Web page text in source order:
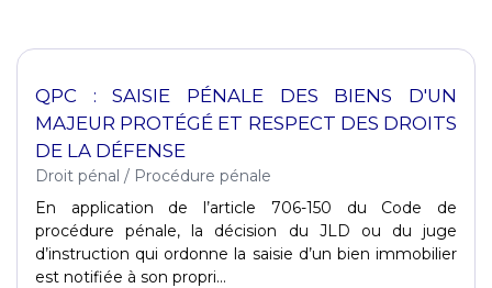
QPC : SAISIE PÉNALE DES BIENS D'UN
MAJEUR PROTÉGÉ ET RESPECT DES DROITS
DE LA DÉFENSE
Droit pénal / Procédure pénale
En application de l’article 706-150 du Code de
procédure pénale, la décision du JLD ou du juge
d’instruction qui ordonne la saisie d’un bien immobilier
est notifiée à son propri...